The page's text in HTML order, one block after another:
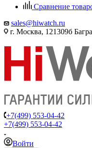
Сравнение
sales@hiwatch.ru
г. Москва, 121309б
+7(499) 553-04-42
+7(499) 553-04-42
Войти